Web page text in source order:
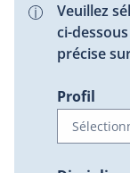
Veuillez
ci-
précise
Profil